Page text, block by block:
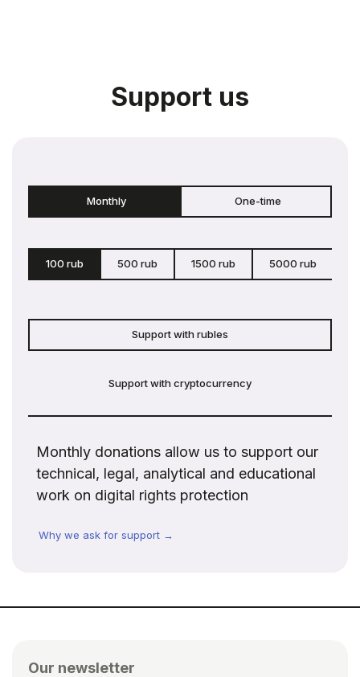
Support us
Monthly One-time
100 rub 500 rub 1500 rub 5000 rub
Support with rubles
Support with cryptocurrency
Monthly donations allow us to support our
technical, legal, analytical and educational
work on digital rights protection
Why we ask for support →
Our newsletter